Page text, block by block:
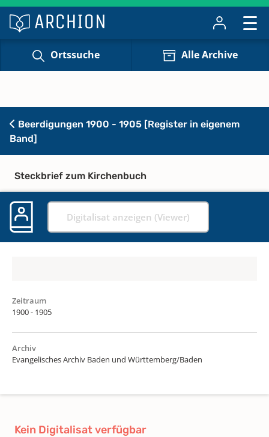
Ortssuche Alle Archive
Beerdigungen 1900 - 1905 [Register in eigenem
Band]
Steckbrief zum Kirchenbuch
Digitalisat anzeigen (Viewer)
Zeitraum
1900 - 1905
Archiv
Evangelisches Archiv Baden und Württemberg/Baden
Kein Digitalisat verfügbar